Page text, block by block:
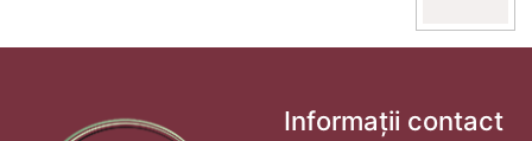
Informații contact